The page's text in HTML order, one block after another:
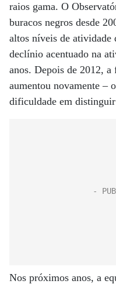
raios gama. O
buracos negros desde
altos níveis de atividade
declínio acentuado na
anos. Depois de 2012, a
aumentou novamente –
dificuldade em
Nos próximos anos, a